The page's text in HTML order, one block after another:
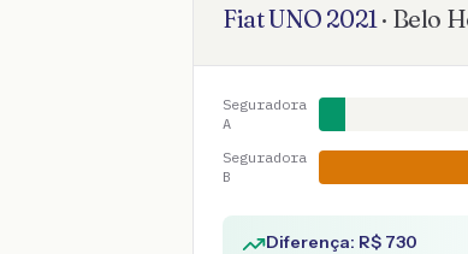
FiatUNO 2021· Belo
Seguradora
A
Seguradora
B
Diferença: R$ 730